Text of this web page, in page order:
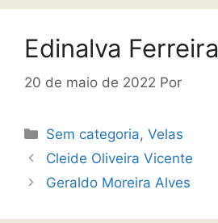
Edinalva Ferreira
20 de maio de 2022 Por
Sem categoria,Velas
Cleide Oliveira Vicente
Geraldo Moreira Alves